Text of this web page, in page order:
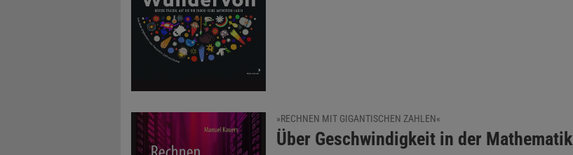
»RECHNEN MIT GIGANTISCHEN ZAHLEN«
:
Über Geschwindigkeit in der Mathematik